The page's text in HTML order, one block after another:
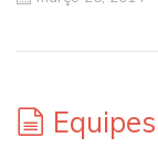
Equipes